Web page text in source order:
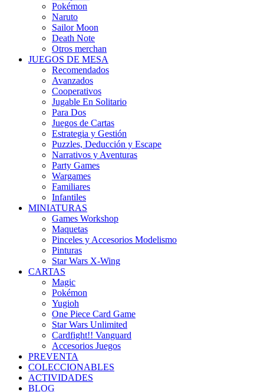
Pokémon
Naruto
Sailor Moon
Death Note
Otros merchan
JUEGOS DE MESA
Recomendados
Avanzados
Cooperativos
Jugable En Solitario
Para Dos
Juegos de Cartas
Estrategia y Gestión
Puzzles, Deducción y Escape
Narrativos y Aventuras
Party Games
Wargames
Familiares
Infantiles
MINIATURAS
Games Workshop
Maquetas
Pinceles y Accesorios Modelismo
Pinturas
Star Wars X-Wing
CARTAS
Magic
Pokémon
Yugioh
One Piece Card Game
Star Wars Unlimited
Cardfight!! Vanguard
Accesorios Juegos
PREVENTA
COLECCIONABLES
ACTIVIDADES
BLOG